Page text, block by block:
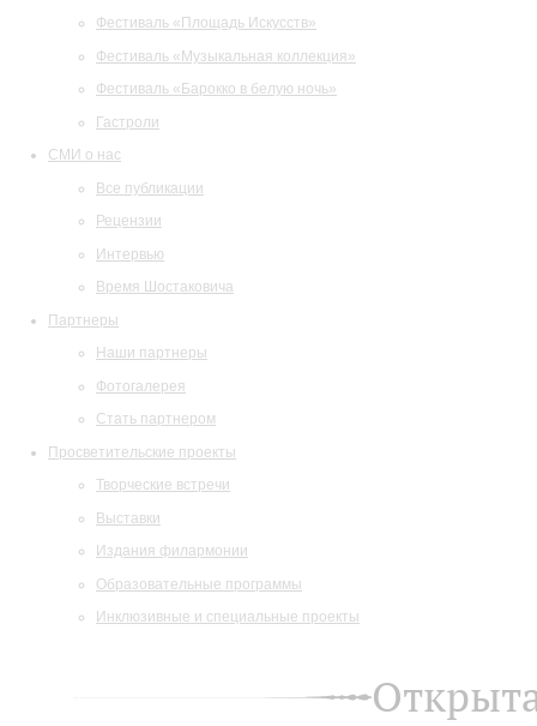
Фестиваль «Площадь Искусств»
Фестиваль «Музыкальная коллекция»
Фестиваль «Барокко в белую ночь»
Гастроли
СМИ о нас
Все публикации
Рецензии
Интервью
Время Шостаковича
Партнеры
Наши партнеры
Фотогалерея
Стать партнером
Просветительские проекты
Творческие встречи
Выставки
Издания филармонии
Образовательные программы
Инклюзивные и специальные проекты